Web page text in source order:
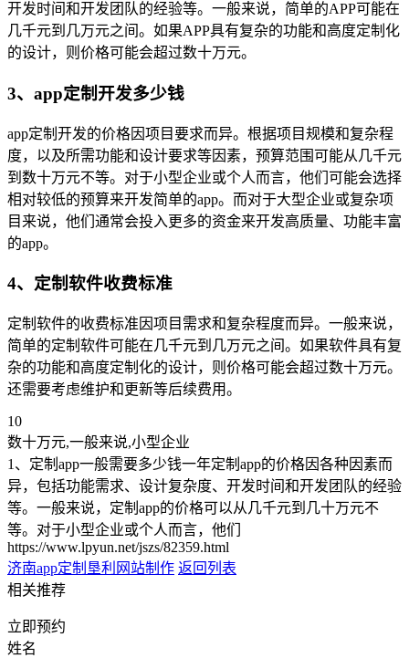
开发时间和开发团队的经验等。一般来说，简单的APP可能在
几千元到几万元之间。如果APP具有复杂的功能和高度定制化
的设计，则价格可能会超过数十万元。
3、app定制开发多少钱
app定制开发的价格因项目要求而异。根据项目规模和复杂程
度，以及所需功能和设计要求等因素，预算范围可能从几千元
到数十万元不等。对于小型企业或个人而言，他们可能会选择
相对较低的预算来开发简单的app。而对于大型企业或复杂项
目来说，他们通常会投入更多的资金来开发高质量、功能丰富
的app。
4、定制软件收费标准
定制软件的收费标准因项目需求和复杂程度而异。一般来说，
简单的定制软件可能在几千元到几万元之间。如果软件具有复
杂的功能和高度定制化的设计，则价格可能会超过数十万元。
还需要考虑维护和更新等后续费用。
10
数十万元,一般来说,小型企业
1、定制app一般需要多少钱一年定制app的价格因各种因素而
异，包括功能需求、设计复杂度、开发时间和开发团队的经验
等。一般来说，定制app的价格可以从几千元到几十万元不
等。对于小型企业或个人而言，他们
https://www.lpyun.net/jszs/82359.html
济南app定制 垦利网站制作 返回列表
相关推荐
立即预约
姓名